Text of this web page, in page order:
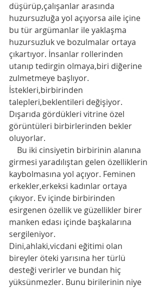
düşürüp,çalışanlar arasında
huzursuzluğa yol açıyorsa aile içine
bu tür argümanlar ile yaklaşma
huzursuzluk ve bozulmalar ortaya
çıkartıyor. İnsanlar rollerinden
utanıp tedirgin olmaya,biri diğerine
zulmetmeye başlıyor.
İstekleri,birbirinden
talepleri,beklentileri değişiyor.
Dışarıda gördükleri vitrine özel
görüntüleri birbirlerinden bekler
oluyorlar.
girmesi yaradılıştan gelen özelliklerin
kaybolmasına yol açıyor. Feminen
erkekler,erkeksi kadınlar ortaya
çıkıyor. Ev içinde birbirinden
esirgenen özellik ve güzellikler birer
manken edası içinde başkalarına
sergileniyor.
Dini,ahlaki,vicdani eğitimi olan
bireyler öteki yarısına her türlü
desteği verirler ve bundan hiç
yüksünmezler. Bunu birilerinin niye